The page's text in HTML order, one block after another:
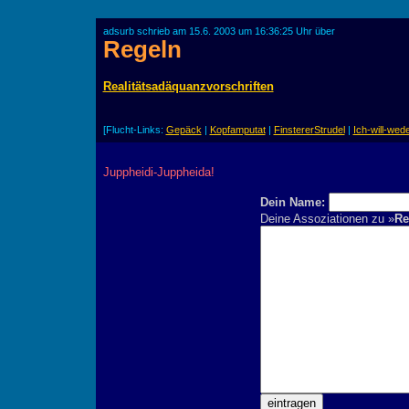
adsurb schrieb am 15.6. 2003 um 16:36:25 Uhr über
Regeln
Realitätsadäquanzvorschriften
[Flucht-Links: Gepäck | Kopfamputat| FinstererStrudel| Ich-will-
Juppheidi-Juppheida!
Dein Name:
Deine Assoziationen zu »